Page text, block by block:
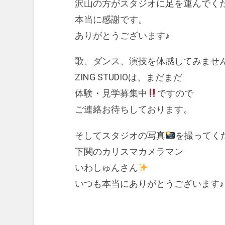
沢山の方がスタジオに足を運んでく
本当に感謝です。
ありがとうございます♪
歌、ダンス、演技を体感してみませ
ZING STUDIOは、まだまだ
体験・見学募集中
ですので
ご連絡お待ちしております。
そしてスタジオの写真
を撮ってく
下関のカリスマカメラマン
いわしゅんさん
いつも本当にありがとうございます♪